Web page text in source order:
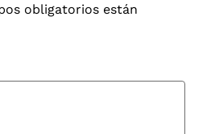
obligatorios están